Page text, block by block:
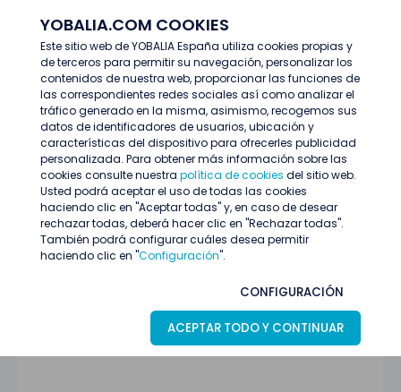
YOBALIA.COM COOKIES
Este sitio web de YOBALIA España utiliza cookies propias y
de terceros para permitir su navegación, personalizar los
contenidos de nuestra web, proporcionar las funciones de
las correspondientes redes sociales así como analizar el
tráfico generado en la misma, asimismo, recogemos sus
datos de identificadores de usuarios, ubicación y
características del dispositivo para ofrecerles publicidad
personalizada. Para obtener más información sobre las
cookies consulte nuestra política de cookies del sitio web.
Usted podrá aceptar el uso de todas las cookies
haciendo clic en "Aceptar todas" y, en caso de desear
rechazar todas, deberá hacer clic en "Rechazar todas".
También podrá configurar cuáles desea permitir
haciendo clic en "Configuración".
CONFIGURACIÓN
ACEPTAR TODO Y CONTINUAR
Blog
Buscar Trabajo
Trabajar en Festivales: Requisitos y Ofertas de Empleo
25 Mayo 2026 BUSCAR TRABAJO
Trabajar en Festivales: Requisitos y